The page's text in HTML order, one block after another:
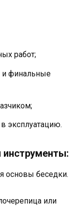
работ;
и финальные
эксплуатацию.
основы беседки.
или